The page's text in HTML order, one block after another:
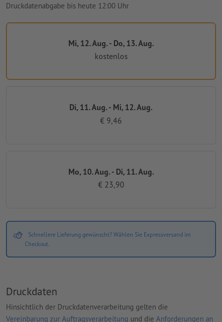
Druckdatenabgabe bis heute 12:00 Uhr
Mi, 12. Aug. - Do, 13. Aug.
kostenlos
Di, 11. Aug. - Mi, 12. Aug.
€ 9,46
Mo, 10. Aug. - Di, 11. Aug.
€ 23,90
Schnellere Lieferung gewünscht? Wählen Sie Expressversand im
Checkout.
Druckdaten
Hinsichtlich der Druckdatenverarbeitung gelten die
Vereinbarung zur Auftragsverarbeitung und die Anforderungen an